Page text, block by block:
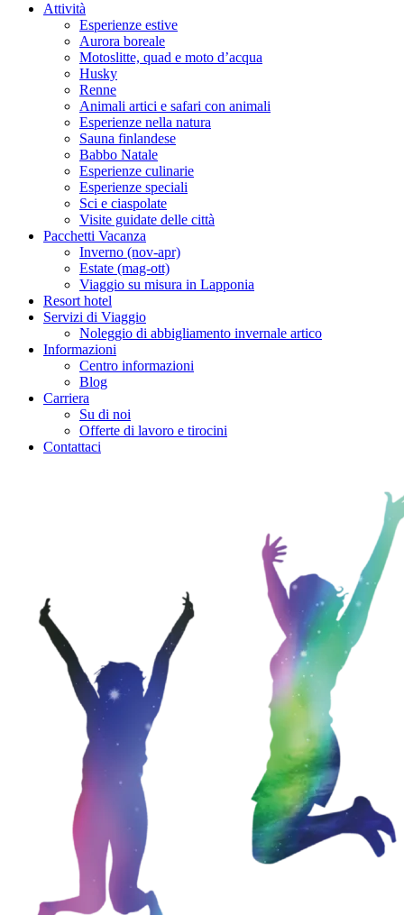
Attività
Esperienze estive
Aurora boreale
Motoslitte, quad e moto d’acqua
Husky
Renne
Animali artici e safari con animali
Esperienze nella natura
Sauna finlandese
Babbo Natale
Esperienze culinarie
Esperienze speciali
Sci e ciaspolate
Visite guidate delle città
Pacchetti Vacanza
Inverno (nov-apr)
Estate (mag-ott)
Viaggio su misura in Lapponia
Resort hotel
Servizi di Viaggio
Noleggio di abbigliamento invernale artico
Informazioni
Centro informazioni
Blog
Carriera
Su di noi
Offerte di lavoro e tirocini
Contattaci